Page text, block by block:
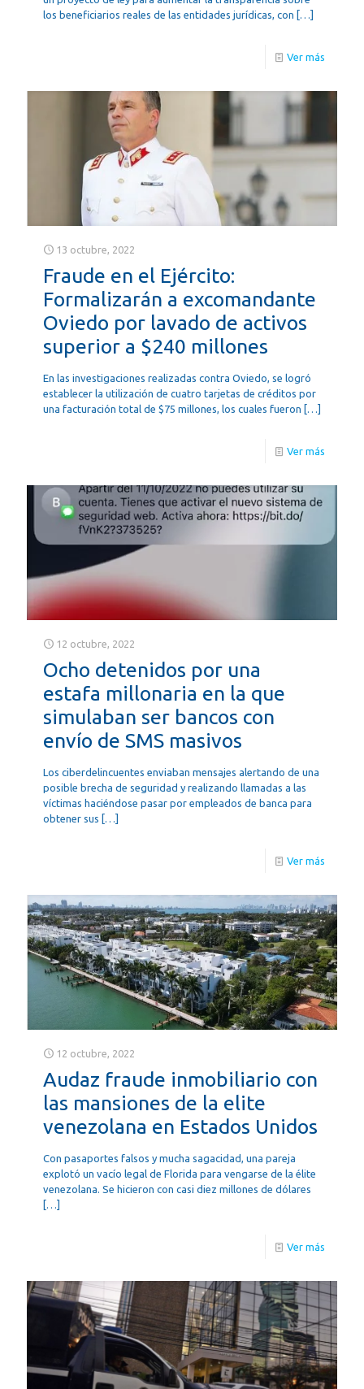
los beneficiarios reales de las entidades jurídicas, con […]
Ver más
13 octubre, 2022
Fraude en el Ejército:
Formalizarán a excomandante
Oviedo por lavado de activos
superior a $240 millones
En las investigaciones realizadas contra Oviedo, se logró
establecer la utilización de cuatro tarjetas de créditos por
una facturación total de $75 millones, los cuales fueron […]
Ver más
12 octubre, 2022
Ocho detenidos por una
estafa millonaria en la que
simulaban ser bancos con
envío de SMS masivos
Los ciberdelincuentes enviaban mensajes alertando de una
posible brecha de seguridad y realizando llamadas a las
víctimas haciéndose pasar por empleados de banca para
obtener sus […]
Ver más
12 octubre, 2022
Audaz fraude inmobiliario con
las mansiones de la elite
venezolana en Estados Unidos
Con pasaportes falsos y mucha sagacidad, una pareja
explotó un vacío legal de Florida para vengarse de la élite
venezolana. Se hicieron con casi diez millones de dólares
[…]
Ver más